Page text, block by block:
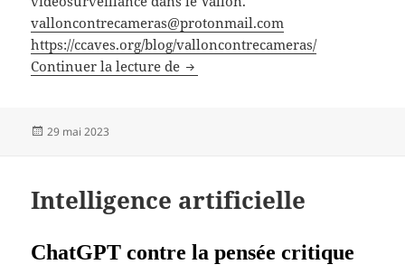
valloncontrecameras@protonmail.com
https://ccaves.org/blog/valloncontrecameras/
Continuer la lecture de Contre la vidéosurveillance
Publié
29 mai 2023
Intelligence artificielle
ChatGPT contre la pensée critique